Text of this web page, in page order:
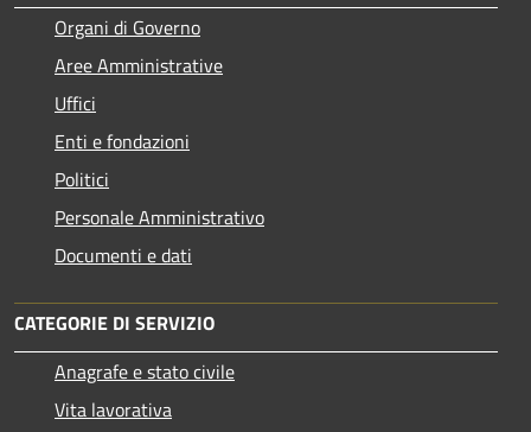
Organi di Governo
Aree Amministrative
Uffici
Enti e fondazioni
Politici
Personale Amministrativo
Documenti e dati
CATEGORIE DI SERVIZIO
Anagrafe e stato civile
Vita lavorativa